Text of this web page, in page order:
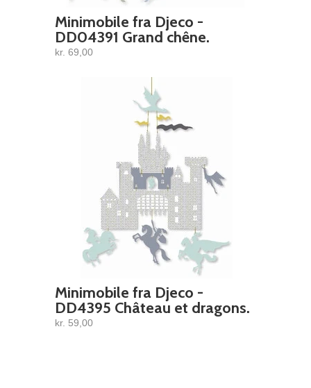
Minimobile fra Djeco -
DD04391 Grand chêne.
kr. 69,00
Minimobile fra Djeco -
DD4395 Château et dragons.
kr. 59,00